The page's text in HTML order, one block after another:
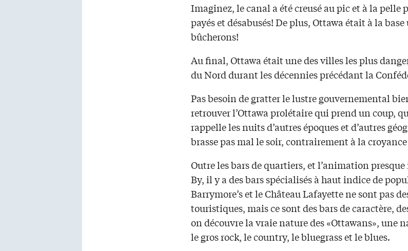
Imaginez, le canal a été creusé au pic et à la pelle
payés et désabusés! De plus, Ottawa était à la
bûcherons!
Au final, Ottawa était une des villes les plus
du Nord durant les décennies précédant la
Pas besoin de gratter le lustre gouvernemental
retrouver l’Ottawa prolétaire qui prend un coup,
rappelle les nuits d’autres époques et d’autres
brasse pas mal le soir, contrairement à la
Outre les bars de quartiers, et l’animation
By, il y a des bars spécialisés à haut indice de
Barrymore’s et le Château Lafayette ne sont pas
touristiques, mais ce sont des bars de caractère,
on découvre la vraie nature des «Ottawans», une
le gros rock, le country, le bluegrass et le blues.